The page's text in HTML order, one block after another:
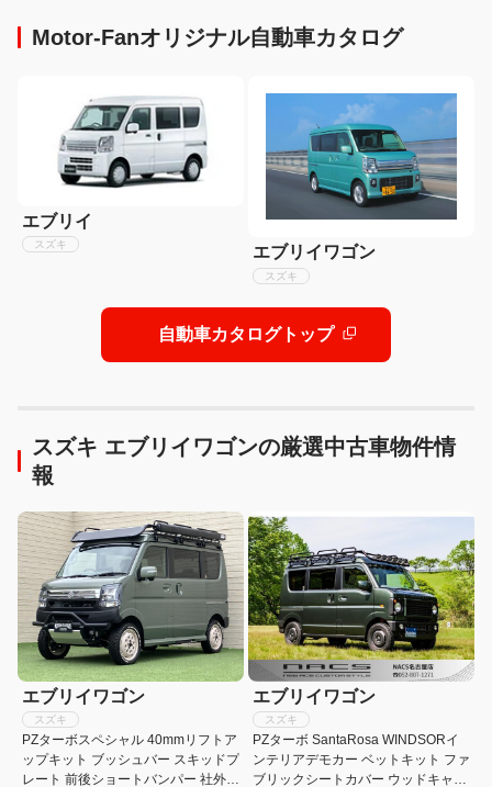
Motor-Fanオリジナル自動車カタログ
エブリイ
スズキ エブリイワゴン
スズキ
自動車カタログトップ
スズキ エブリイワゴンの厳選中古車物件情
報
エブリイワゴン
スズキ
PZターボスペシャル 40mmリフトア
ップキット ブッシュバー スキッドプ
レート 前後ショートバンパー 社外ラ
エブリイワゴン
スズキ
PZターボ SantaRosa WINDSORイ
ンテリアデモカー ベットキット ファ
ブリックシートカバー ウッドキャビ